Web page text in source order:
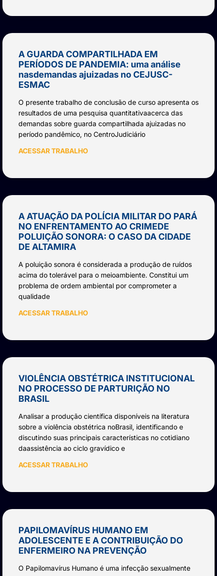
A GUARDA COMPARTILHADA EM
PERÍODOS DE PANDEMIA: uma análise
nasdemandas ajuizadas no CEJUSC-
ESMAC
O presente trabalho de conclusão de curso apresenta os
resultados de uma pesquisa quantitativaacerca das
demandas sobre guarda compartilhada ajuizadas no
período pandêmico, no CentroJudiciário
ACESSAR TRABALHO
A ATUAÇÃO DA POLÍCIA MILITAR DO PARÁ
NO ENFRENTAMENTO AO CRIMEDE
POLUIÇÃO SONORA: O CASO DA CIDADE
DE ALTAMIRA
A poluição sonora é considerada a produção de ruídos
acima do tolerável para o meioambiente. Constitui um
problema de ordem ambiental por comprometer a
qualidade
ACESSAR TRABALHO
VIOLÊNCIA OBSTÉTRICA INSTITUCIONAL
NO PROCESSO DE PARTURIÇÃO NO
BRASIL
Analisar a produção científica disponíveis na literatura
sobre a violência obstétrica noBrasil, identificando e
discutindo suas principais características no cotidiano
daassistência ao ciclo gravídico e
ACESSAR TRABALHO
PAPILOMAVÍRUS HUMANO EM
ADOLESCENTE E A CONTRIBUIÇÃO DO
ENFERMEIRO NA PREVENÇÃO
O Papilomavírus Humano é uma infecção sexualmente